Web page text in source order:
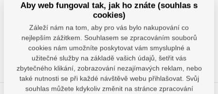
Nechte se obdarovat za
věrnost
Chci dárek
pronájmu
Pronajmout
Aby web fungoval tak, jak ho znáte (souhlas s
cookies)
Záleží nám na tom, aby pro vás bylo nakupování co
nejlepším zážitkem. Souhlasem se zpracováním souborů
cookies nám umožníte poskytovat vám smysluplné a
užitečné služby na základě vašich údajů, šetřit vás
zbytečného klikání, zobrazování nezajímavých reklam, nebo
také nutnosti se při každé návštěvě webu přihlašovat. Svůj
souhlas můžete kdykoliv změnit na stránce zpracování